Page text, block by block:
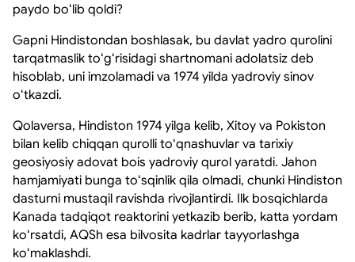
paydo boʻlib qoldi?
Gapni Hindistondan boshlasak, bu davlat yadro qurolini
tarqatmaslik toʻgʻrisidagi shartnomani adolatsiz deb
hisoblab, uni imzolamadi va 1974 yilda yadroviy sinov
oʻtkazdi.
Qolaversa, Hindiston 1974 yilga kelib, Xitoy va Pokiston
bilan kelib chiqqan qurolli toʻqnashuvlar va tarixiy
geosiyosiy adovat bois yadroviy qurol yaratdi. Jahon
hamjamiyati bunga toʻsqinlik qila olmadi, chunki Hindiston
dasturni mustaqil ravishda rivojlantirdi. Ilk bosqichlarda
Kanada tadqiqot reaktorini yetkazib berib, katta yordam
koʻrsatdi, AQSh esa bilvosita kadrlar tayyorlashga
koʻmaklashdi.